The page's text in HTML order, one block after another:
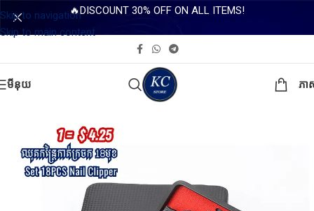
Skip to navigation
Skip to main content
🔥DISCOUNT 30% OFF ON ALL ITEMS!
មីនុយ ភា